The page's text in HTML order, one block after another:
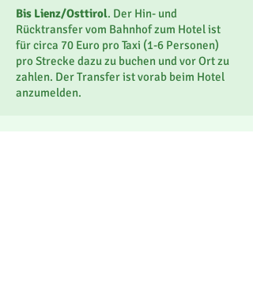
Bis Lienz/Osttirol. Der Hin- und
Rücktransfer vom Bahnhof zum Hotel ist
für circa 70 Euro pro Taxi (1-6 Personen)
pro Strecke dazu zu buchen und vor Ort zu
zahlen. Der Transfer ist vorab beim Hotel
anzumelden.